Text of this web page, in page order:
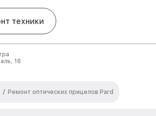
техники
16
/ Ремонт оптических прицелов Pard